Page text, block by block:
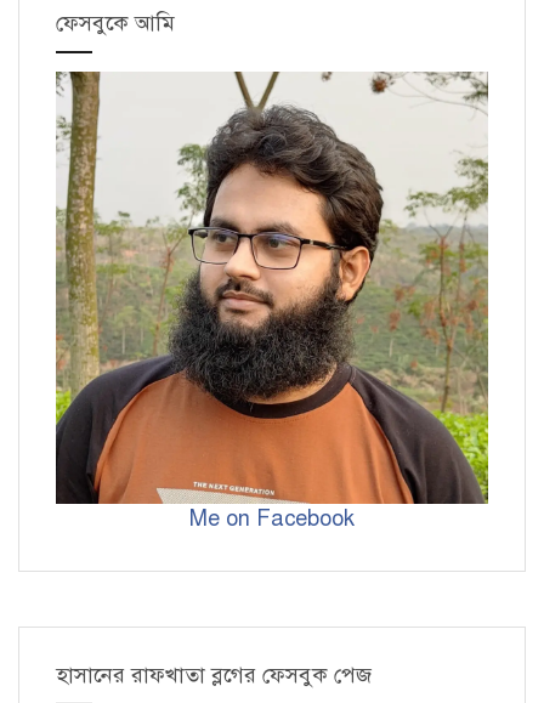
ফেসবুকে আমি
Me on Facebook
হাসানের রাফখাতা ব্লগের ফেসবুক পেজ